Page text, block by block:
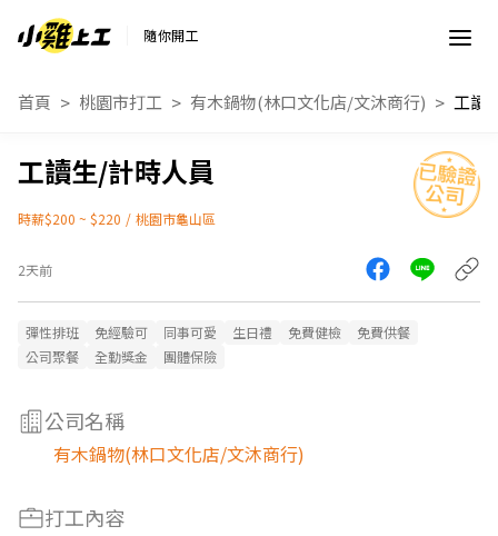
隨你開工
首頁 桃園市打工 有木鍋物(林口文化店/文沐商行) 工讀
工讀生/計時人員
時薪$200 ~ $220 / 桃園市龜山區
2天前
彈性排班 免經驗可 同事可愛 生日禮 免費健檢
免費供餐
公司聚餐
全勤獎金 團體保險
公司名稱
有木鍋物(林口文化店/文沐商行)
打工內容